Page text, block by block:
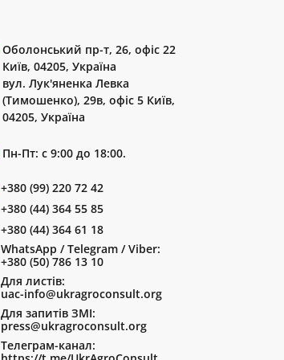
Оболонський пр-т, 26, офіс 22
Київ, 04205, Україна
вул. Лук'яненка Левка
(Тимошенко), 29в, офіс 5 Київ,
04205, Україна
Пн-Пт: с 9:00 до 18:00.
+380 (99) 220 72 42
+380 (44) 364 55 85
+380 (44) 364 61 18
WhatsApp / Telegram / Viber:
+380 (50) 786 13 10
Для листів:
uac-info@ukragroconsult.org
Для запитів ЗМІ:
press@ukragroconsult.org
Телеграм-канал: